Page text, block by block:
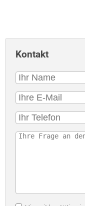
Kontakt